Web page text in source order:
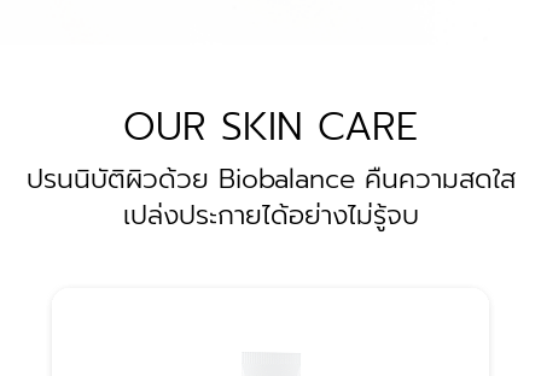
OUR SKIN CARE
ปรนนิบัติผิวด้วย Biobalance คืนความสดใส
เปล่งประกายได้อย่างไม่รู้จบ